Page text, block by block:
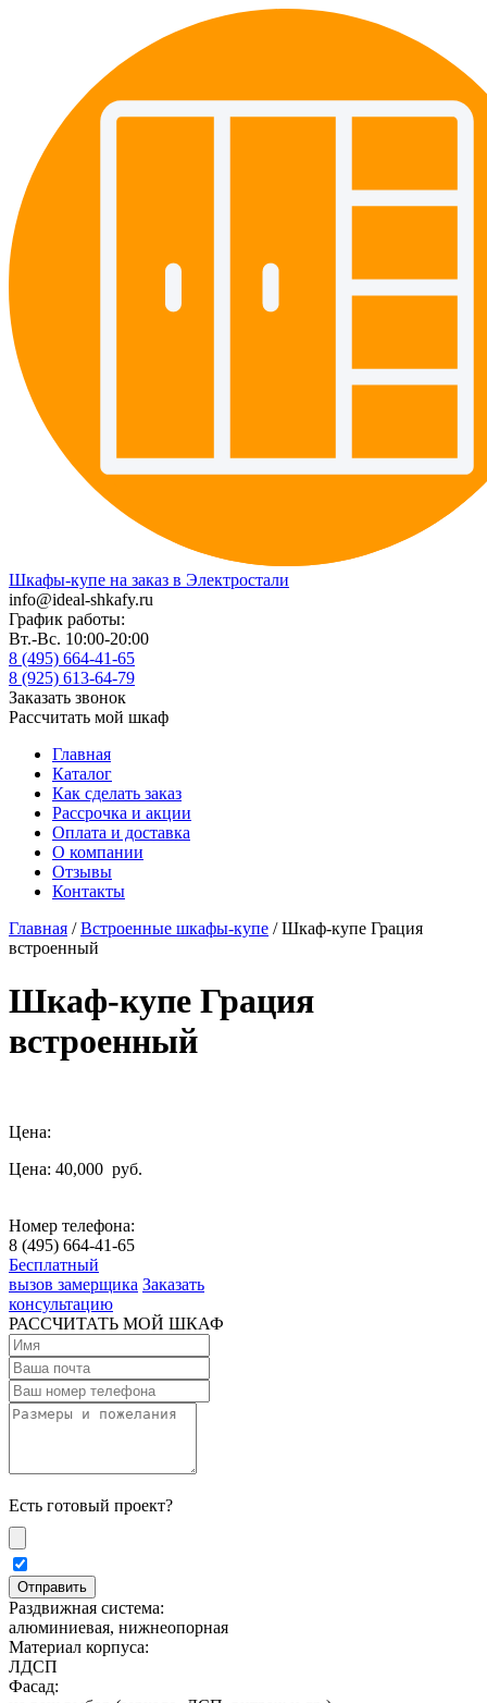
Шкафы-купе на заказ в Электростали
info@ideal-shkafy.ru
График работы:
Вт.-Вс. 10:00-20:00
8 (495) 664-41-65
8 (925) 613-64-79
Заказать звонок
Рассчитать мой шкаф
Главная
Каталог
Как сделать заказ
Рассрочка и акции
Оплата и доставка
О компании
Отзывы
Контакты
Главная /Встроенные шкафы-купе / Шкаф-купе Грация
встроенный
Шкаф-купе Грация
встроенный
Цена:
Цена: 40,000 руб.
Номер телефона:
8 (495) 664-41-65
Бесплатный
вызов замерщика Заказать
консультацию
РАССЧИТАТЬ МОЙ ШКАФ
Есть готовый проект?
Раздвижная система:
алюминиевая, нижнеопорная
Материал корпуса:
ЛДСП
Фасад: